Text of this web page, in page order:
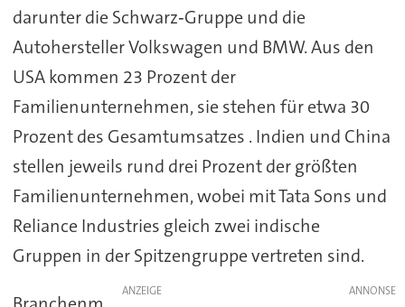
darunter die Schwarz‑Gruppe und die
Autohersteller Volkswagen und BMW. Aus den
USA kommen 23 Prozent der
Familienunternehmen, sie stehen für etwa 30
Prozent des Gesamtumsatzes . Indien und China
stellen jeweils rund drei Prozent der größten
Familienunternehmen, wobei mit Tata Sons und
Reliance Industries gleich zwei indische
Gruppen in der Spitzengruppe vertreten sind.
ANZEIGE